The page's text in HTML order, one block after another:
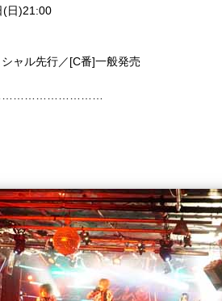
(日)21:00
ャル先行／[C番]一般発売